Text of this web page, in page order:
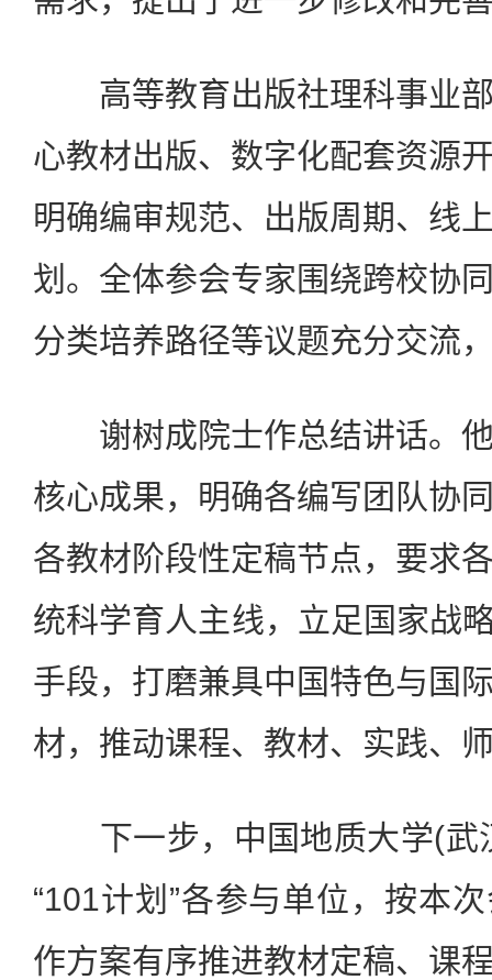
高等教育出版社理科事业部
心教材出版、数字化配套资源
明确编审规范、出版周期、线
划。全体参会专家围绕跨校协
分类培养路径等议题充分交流
谢树成院士作总结讲话。他
核心成果，明确各编写团队协
各教材阶段性定稿节点，要求
统科学育人主线，立足国家战
手段，打磨兼具中国特色与国
材，推动课程、教材、实践、
下一步，中国地质大学(武
“101计划”各参与单位，按本
作方案有序推进教材定稿、课